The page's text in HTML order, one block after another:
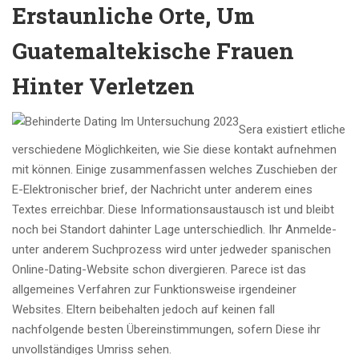
Erstaunliche Orte, Um
Guatemaltekische Frauen
Hinter Verletzen
Sera existiert etliche
verschiedene Möglichkeiten, wie Sie diese kontakt aufnehmen
mit können. Einige zusammenfassen welches Zuschieben der
E-Elektronischer brief, der Nachricht unter anderem eines
Textes erreichbar. Diese Informationsaustausch ist und bleibt
noch bei Standort dahinter Lage unterschiedlich. Ihr Anmelde-
unter anderem Suchprozess wird unter jedweder spanischen
Online-Dating-Website schon divergieren. Parece ist das
allgemeines Verfahren zur Funktionsweise irgendeiner
Websites. Eltern beibehalten jedoch auf keinen fall
nachfolgende besten Übereinstimmungen, sofern Diese ihr
unvollständiges Umriss sehen.